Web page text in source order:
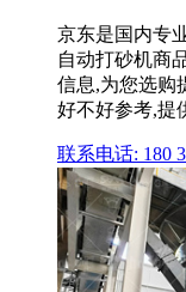
京东是国内专
自动打砂机商
信息,为您选购
好不好参考,提
联系电话: 180